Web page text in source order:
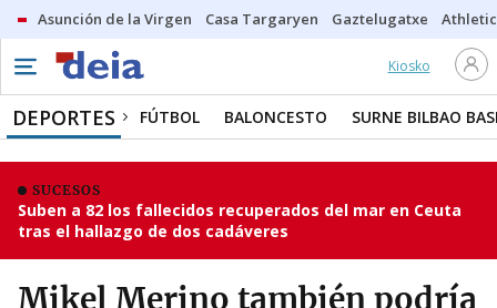
Asunción de la Virgen Casa Targaryen Gaztelugatxe Athletic
Kiosko
DEPORTES FÚTBOL BALONCESTO SURNE BILBAO
SUCESOS
Suben a 82 los fallecidos recuperados del mar en Ceuta
tras el hallazgo de dos cadáveres
Mikel Merino también podría